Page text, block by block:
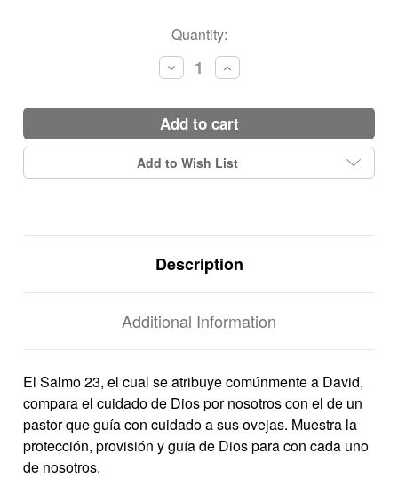
Quantity:
Decrease
Quantity:
Increase
Quantity:
add to cart
Add to Wish List
Description
Additional Information
El Salmo 23, el cual se atribuye comúnmente a David,
compara el cuidado de Dios por nosotros con el de un
pastor que guía con cuidado a sus ovejas. Muestra la
protección, provisión y guía de Dios para con cada uno
de nosotros.